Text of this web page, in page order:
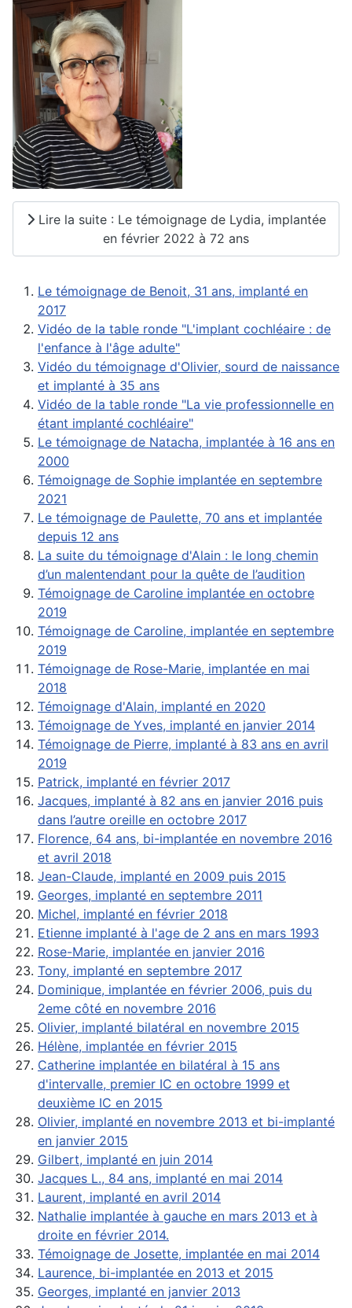
Lire la suite : Le témoignage de Lydia, implantée
en février 2022 à 72 ans
Le témoignage de Benoit, 31 ans, implanté en
2017
Vidéo de la table ronde "L'implant cochléaire : de
l'enfance à l'âge adulte"
Vidéo du témoignage d'Olivier, sourd de naissance
et implanté à 35 ans
Vidéo de la table ronde "La vie professionnelle en
étant implanté cochléaire"
Le témoignage de Natacha, implantée à 16 ans en
2000
Témoignage de Sophie implantée en septembre
2021
Le témoignage de Paulette, 70 ans et implantée
depuis 12 ans
La suite du témoignage d'Alain : le long chemin
d’un malentendant pour la quête de l’audition
Témoignage de Caroline implantée en octobre
2019
Témoignage de Caroline, implantée en septembre
2019
Témoignage de Rose-Marie, implantée en mai
2018
Témoignage d'Alain, implanté en 2020
Témoignage de Yves, implanté en janvier 2014
Témoignage de Pierre, implanté à 83 ans en avril
2019
Patrick, implanté en février 2017
Jacques, implanté à 82 ans en janvier 2016 puis
dans l’autre oreille en octobre 2017
Florence, 64 ans, bi-implantée en novembre 2016
et avril 2018
Jean-Claude, implanté en 2009 puis 2015
Georges, implanté en septembre 2011
Michel, implanté en février 2018
Etienne implanté à l'age de 2 ans en mars 1993
Rose-Marie, implantée en janvier 2016
Tony, implanté en septembre 2017
Dominique, implantée en février 2006, puis du
2eme côté en novembre 2016
Olivier, implanté bilatéral en novembre 2015
Hélène, implantée en février 2015
Catherine implantée en bilatéral à 15 ans
d'intervalle, premier IC en octobre 1999 et
deuxième IC en 2015
Olivier, implanté en novembre 2013 et bi-implanté
en janvier 2015
Gilbert, implanté en juin 2014
Jacques L., 84 ans, implanté en mai 2014
Laurent, implanté en avril 2014
Nathalie implantée à gauche en mars 2013 et à
droite en février 2014.
Témoignage de Josette, implantée en mai 2014
Laurence, bi-implantée en 2013 et 2015
Georges, implanté en janvier 2013